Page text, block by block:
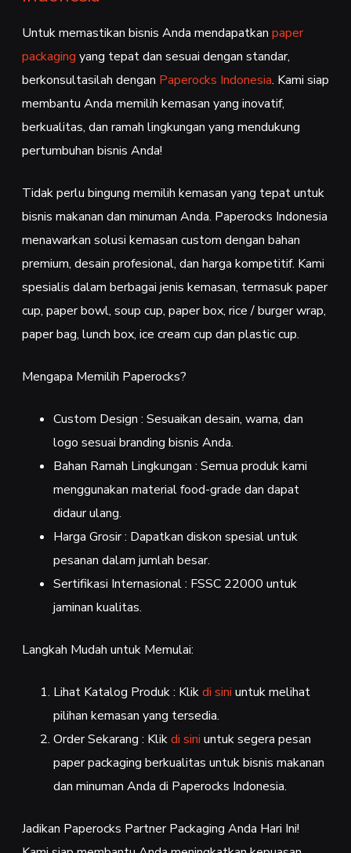
Untuk memastikan bisnis Anda mendapatkan paper
packaging yang tepat dan sesuai dengan standar,
berkonsultasilah dengan Paperocks Indonesia. Kami siap
membantu Anda memilih kemasan yang inovatif,
berkualitas, dan ramah lingkungan yang mendukung
pertumbuhan bisnis Anda!
Tidak perlu bingung memilih kemasan yang tepat untuk
bisnis makanan dan minuman Anda. Paperocks Indonesia
menawarkan solusi kemasan custom dengan bahan
premium, desain profesional, dan harga kompetitif. Kami
spesialis dalam berbagai jenis kemasan, termasuk paper
cup, paper bowl, soup cup, paper box, rice / burger wrap,
paper bag, lunch box, ice cream cup dan plastic cup.
Mengapa Memilih Paperocks?
Custom Design : Sesuaikan desain, warna, dan
logo sesuai branding bisnis Anda.
Bahan Ramah Lingkungan : Semua produk kami
menggunakan material food-grade dan dapat
didaur ulang.
Harga Grosir : Dapatkan diskon spesial untuk
pesanan dalam jumlah besar.
Sertifikasi Internasional : FSSC 22000 untuk
jaminan kualitas.
Langkah Mudah untuk Memulai:
Lihat Katalog Produk : Klikdi sini untuk melihat
pilihan kemasan yang tersedia.
Order Sekarang : Klikdi sini untuk segera pesan
paper packaging berkualitas untuk bisnis makanan
dan minuman Anda di Paperocks Indonesia.
Jadikan Paperocks Partner Packaging Anda Hari Ini!